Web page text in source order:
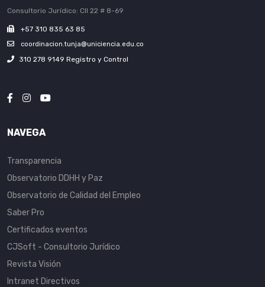
Consultorio Jurídico: Cll 22 # 8-69
+57 310 835 63 85
coordinacion.tunja@uniciencia.edu.co
310 278 9149 Registro y Control
NAVEGA
Transparencia
Observatorio DDHH y Paz
Observatorio de Calidad del Empleo
Saber Pro
Certificados eventos
CJSoft - Consultorio Jurídico
Revista Visión
Intranet Directivos